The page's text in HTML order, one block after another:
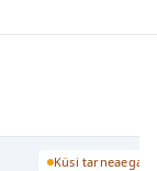
Küsi tarneaega